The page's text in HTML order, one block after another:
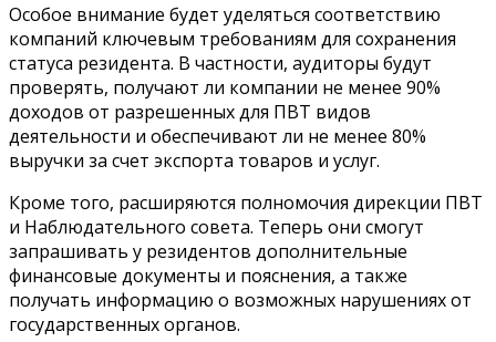
Особое внимание будет уделяться соответствию
компаний ключевым требованиям для сохранения
статуса резидента. В частности, аудиторы будут
проверять, получают ли компании не менее 90%
доходов от разрешенных для ПВТ видов
деятельности и обеспечивают ли не менее 80%
выручки за счет экспорта товаров и услуг.
Кроме того, расширяются полномочия дирекции ПВТ
и Наблюдательного совета. Теперь они смогут
запрашивать у резидентов дополнительные
финансовые документы и пояснения, а также
получать информацию о возможных нарушениях от
государственных органов.